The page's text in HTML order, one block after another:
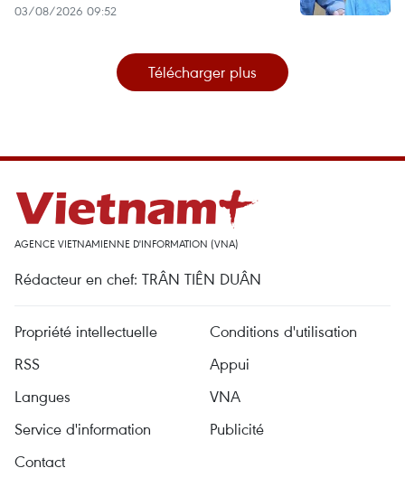
03/08/2026 09:52
Télécharger plus
AGENCE VIETNAMIENNE D'INFORMATION (VNA)
Rédacteur en chef: TRÂN TIÊN DUÂN
Propriété intellectuelle
Conditions d'utilisation
RSS
Appui
Langues
VNA
Service d'information
Publicité
Contact